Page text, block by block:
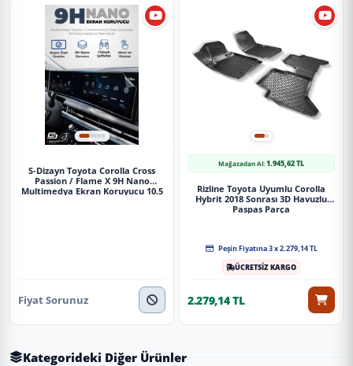
S-Dizayn Toyota Corolla Cross
Passion / Flame X 9H Nano
Multimedya Ekran Koruyucu 10.5
Fiyat Sorunuz
Mağazadan Al:1.945,62 TL
Rizline Toyota Uyumlu Corolla
Hybrit 2018 Sonrası 3D Havuzlu
Paspas Parça
Peşin Fiyatına 3 x 2.279,14 TL
ÜCRETSİZ KARGO
2.279,14 TL
Kategorideki Diğer Ürünler